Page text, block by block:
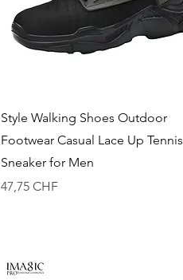
Vista rápida
Style Walking Shoes Outdoor
Footwear Casual Lace Up Tennis
Sneaker for Men
Precio
47,75 CHF